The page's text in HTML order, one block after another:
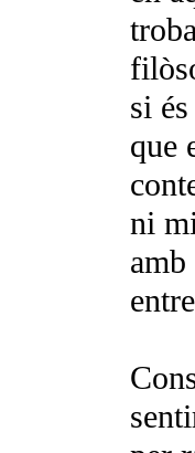
si
que
ni